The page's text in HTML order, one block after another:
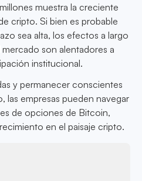
muestra la creciente
cripto. Si bien es probable
sea alta, los efectos a largo
son alentadores a
institucional.
y permanecer conscientes
las empresas pueden navegar
de opciones de Bitcoin,
en el paisaje cripto.